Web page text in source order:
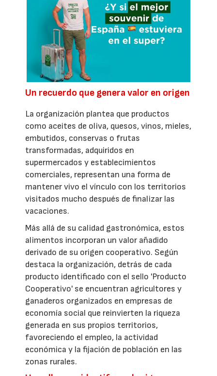
Un recuerdo que genera valor en origen
La organización plantea que productos
como aceites de oliva, quesos, vinos, mieles,
embutidos, conservas o frutas
transformadas, adquiridos en
supermercados y establecimientos
comerciales, representan una forma de
mantener vivo el vínculo con los territorios
visitados mucho después de finalizar las
vacaciones.
Más allá de su calidad gastronómica, estos
alimentos incorporan un valor añadido
derivado de su origen cooperativo. Según
destaca la organización, detrás de cada
producto identificado con el sello 'Producto
Cooperativo' se encuentran agricultores y
ganaderos organizados en empresas de
economía social que reinvierten la riqueza
generada en sus propios territorios,
favoreciendo el empleo, la actividad
económica y la fijación de población en las
zonas rurales.